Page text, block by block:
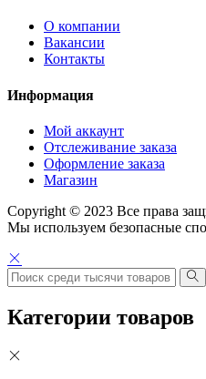
О компании
Вакансии
Контакты
Информация
Мой аккаунт
Отслеживание заказа
Оформление заказа
Магазин
Copyright © 2023 Все права
Мы используем безопасные
Категории товаров